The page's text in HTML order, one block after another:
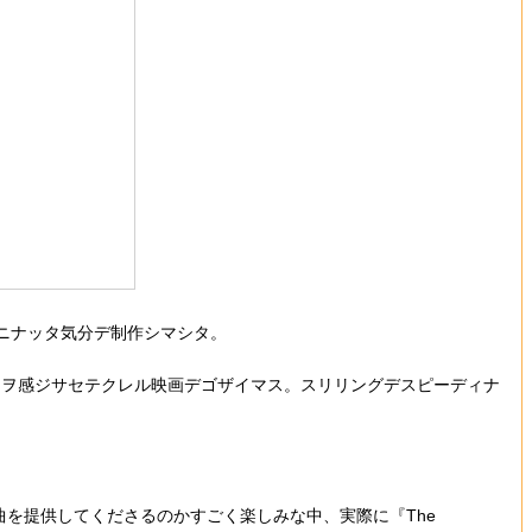
ッタ気分デ制作シマシタ。
感ジサセテクレル映画デゴザイマス。スリリングデスピーディナ
提供してくださるのかすごく楽しみな中、実際に『The